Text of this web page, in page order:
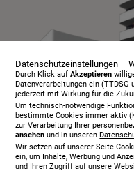
Infopaket
Über uns
Datenschutzeinstellungen –
Durch Klick aufAkzeptieren
Datenverarbeitungen ein (TTDSG
jederzeit mit Wirkung für die
Um technisch-notwendige
bestimmte Cookies immer aktiv
zur Verarbeitung Ihrer
ansehen und in unseren
Wir setzen auf unserer Seite
ein, um Inhalte, Werbung und
und Ihren Zugriff auf unsere